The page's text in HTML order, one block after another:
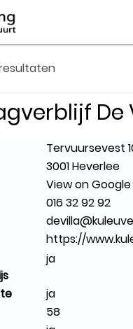
De
Tervuursevest
3001 Heverlee
View on
016 32 92 92
https://
ja
ja
58